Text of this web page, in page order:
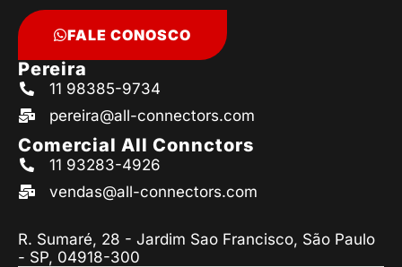
FALE CONOSCO
Pereira
11 98385-9734
pereira@all-connectors.com
Comercial All Connctors
11 93283-4926
vendas@all-connectors.com
R. Sumaré, 28 - Jardim Sao Francisco, São Paulo
- SP, 04918-300